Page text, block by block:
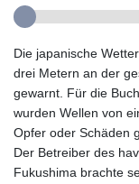
Die japanische
drei Metern an der
gewarnt. Für die
wurden Wellen von
Opfer oder Schäden
Der Betreiber des
Fukushima brachte